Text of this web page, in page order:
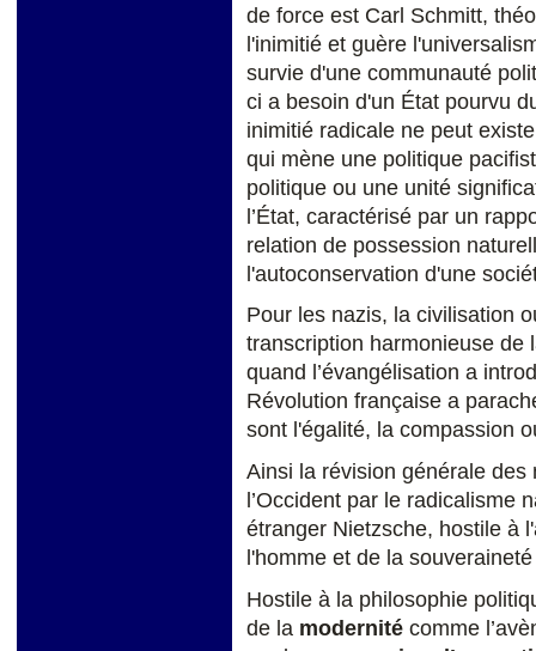
de force est Carl Schmitt,
l'inimitié et guère
survie d'une communauté
ci a besoin d'un État pourvu
inimitié radicale ne peut
qui mène une politique
politique ou une unité
l’État, caractérisé par un
relation de possession
l'autoconservation d'une
Pour les nazis, la civilisation
transcription harmonieuse de
quand l’évangélisation a
Révolution française a
sont l'égalité, la compassion
Ainsi la révision générale des
l’Occident par le radicalisme
étranger Nietzsche, hostile à
l'homme et de la
Hostile à la philosophie
de la modernité comme